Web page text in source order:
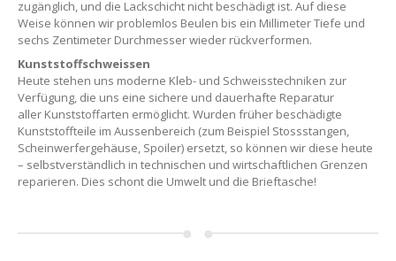
zugänglich, und die Lackschicht nicht beschädigt ist. Auf diese
Weise können wir problemlos Beulen bis ein Millimeter Tiefe und
sechs Zentimeter Durchmesser wieder rückverformen.
Kunststoffschweissen
Heute stehen uns moderne Kleb- und Schweisstechniken zur
Verfügung, die uns eine sichere und dauerhafte Reparatur
aller Kunststoffarten ermöglicht. Wurden früher beschädigte
Kunststoffteile im Aussenbereich (zum Beispiel Stossstangen,
Scheinwerfergehäuse, Spoiler) ersetzt, so können wir diese heute
– selbstverständlich in technischen und wirtschaftlichen Grenzen
reparieren. Dies schont die Umwelt und die Brieftasche!